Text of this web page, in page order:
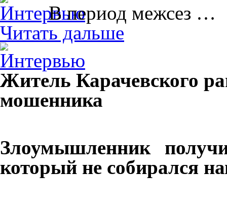
В период межсез …
Читать дальше
Житель Карачевского
мошенника
Злоумышленник
который не собирался